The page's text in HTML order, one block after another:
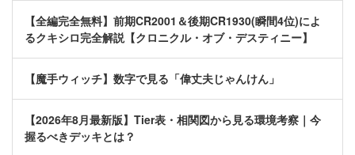
【全編完全無料】前期CR2001＆後期CR1930(瞬間4位)によ
るクキシロ完全解説【クロニクル・オブ・デスティニー】
【魔手ウィッチ】数字で見る「偉丈夫じゃんけん」
【2026年8月最新版】Tier表・相関図から見る環境考察｜今
握るべきデッキとは？